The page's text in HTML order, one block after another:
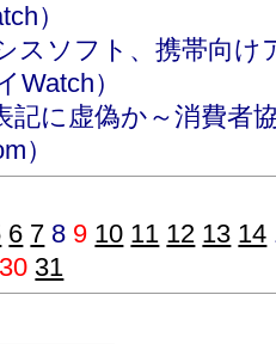
）
スソフト、携帯向
Watch）
記に虚偽か～消費者
）
6 7 8 9 10 11 12 13 14
30 31